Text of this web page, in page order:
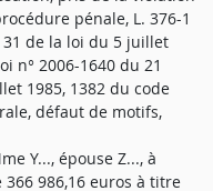
pénale, L. 376-1
de la loi du 5 juillet
n° 2006-1640 du 21
1985, 1382 du code
défaut de motifs,
Y..., épouse Z..., à
986,16 euros à titre